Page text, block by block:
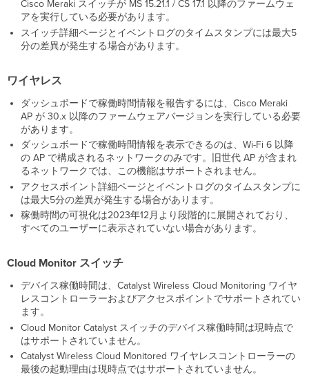
由
イ
ベ
ロ
API
予
期
し
な
い
再
起
動
の
ラ
ル
シ
ュ
ー
テ
ィ
ン
グ
Cisco Meraki スイッチが MS 15.21.1 / CS 17.1 以降のファームウェ
アを実行している必要があります。
スイッチ詳細ページとイベントログのタイムスタンプには最大5
分の差異が発生する場合があります。
ワイヤレス
ダッシュボードで稼働時間情報を報告するには、Cisco Meraki
AP が 30.x 以降のファームウェアバージョンを実行している必要
があります。
ダッシュボードで稼働時間情報を表示できるのは、Wi-Fi 6 以降
の AP で構成されるネットワークのみです。旧世代 AP が含まれ
るネットワークでは、この機能はサポートされません。
アクセスポイント詳細ページとイベントログのタイムスタンプに
は最大5分の差異が発生する場合があります。
稼働時間の可視化は2023年12月より段階的に展開されており、
すべてのユーザーに表示されていない場合があります。
Cloud Monitor スイッチ
デバイス稼働時間は、Catalyst Wireless Cloud Monitoring ワイヤ
レスコントローラーおよびアクセスポイントでサポートされてい
ます。
Cloud Monitor Catalyst スイッチのデバイス稼働時間は現時点で
はサポートされていません。
Catalyst Wireless Cloud Monitored ワイヤレスコントローラーの
最後の起動理由は現時点ではサポートされていません。